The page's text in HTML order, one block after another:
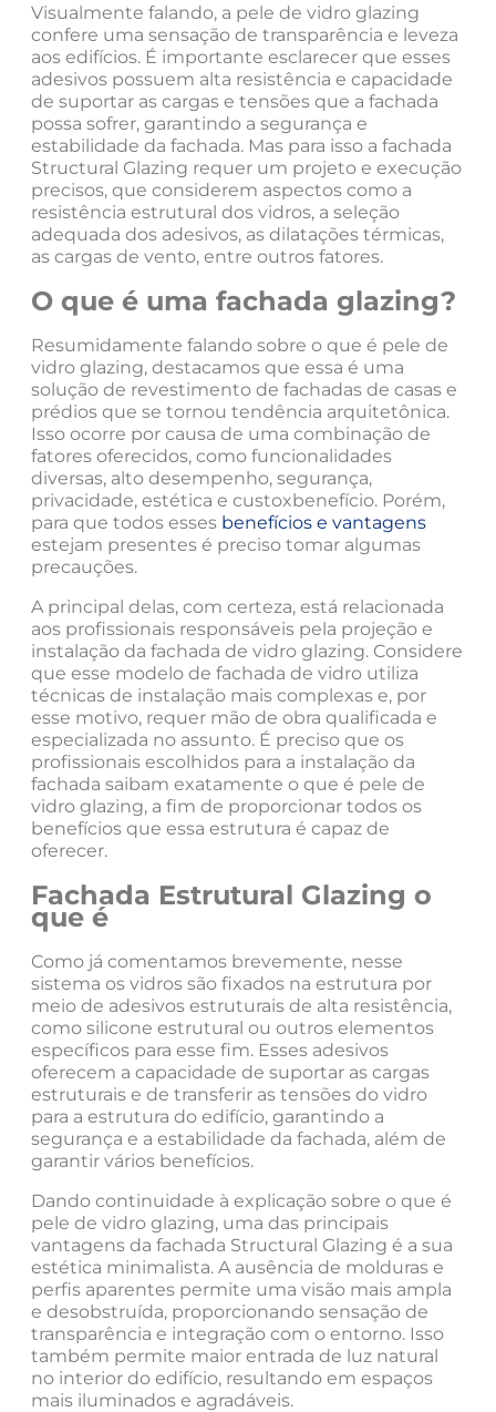
Visualmente falando, a pele de vidro glazing
confere uma sensação de transparência e leveza
aos edifícios. É importante esclarecer que esses
adesivos possuem alta resistência e capacidade
de suportar as cargas e tensões que a fachada
possa sofrer, garantindo a segurança e
estabilidade da fachada. Mas para isso a fachada
Structural Glazing requer um projeto e execução
precisos, que considerem aspectos como a
resistência estrutural dos vidros, a seleção
adequada dos adesivos, as dilatações térmicas,
as cargas de vento, entre outros fatores.
O que é uma fachada glazing?
Resumidamente falando sobre o que é pele de
vidro glazing, destacamos que essa é uma
solução de revestimento de fachadas de casas e
prédios que se tornou tendência arquitetônica.
Isso ocorre por causa de uma combinação de
fatores oferecidos, como funcionalidades
diversas, alto desempenho, segurança,
privacidade, estética e custoxbenefício. Porém,
para que todos esses benefícios e vantagens
estejam presentes é preciso tomar algumas
precauções.
A principal delas, com certeza, está relacionada
aos profissionais responsáveis pela projeção e
instalação da fachada de vidro glazing. Considere
que esse modelo de fachada de vidro utiliza
técnicas de instalação mais complexas e, por
esse motivo, requer mão de obra qualificada e
especializada no assunto. É preciso que os
profissionais escolhidos para a instalação da
fachada saibam exatamente o que é pele de
vidro glazing, a fim de proporcionar todos os
benefícios que essa estrutura é capaz de
oferecer.
Fachada Estrutural Glazing o
que é
Como já comentamos brevemente, nesse
sistema os vidros são fixados na estrutura por
meio de adesivos estruturais de alta resistência,
como silicone estrutural ou outros elementos
específicos para esse fim. Esses adesivos
oferecem a capacidade de suportar as cargas
estruturais e de transferir as tensões do vidro
para a estrutura do edifício, garantindo a
segurança e a estabilidade da fachada, além de
garantir vários benefícios.
Dando continuidade à explicação sobre o que é
pele de vidro glazing, uma das principais
vantagens da fachada Structural Glazing é a sua
estética minimalista. A ausência de molduras e
perfis aparentes permite uma visão mais ampla
e desobstruída, proporcionando sensação de
transparência e integração com o entorno. Isso
também permite maior entrada de luz natural
no interior do edifício, resultando em espaços
mais iluminados e agradáveis.